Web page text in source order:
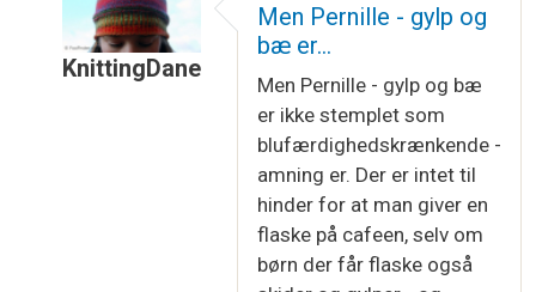
KnittingDane
afPernille
Men Pernille - gylp og
bæ er…
Men Pernille - gylp og bæ
er ikke stemplet som
blufærdighedskrænkende -
amning er. Der er intet til
hinder for at man giver en
flaske på cafeen, selv om
børn der får flaske også